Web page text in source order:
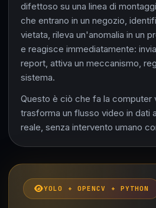
difettoso su una linea di
che entrano in un negozio,
vietata, rileva un'anomalia in un
e reagisce immediatamente:
report, attiva un meccanismo,
sistema.
Questo è ciò che fa la computer
trasforma un flusso video in dati
reale, senza intervento umano
YOLO + OPENCV + PYTHON